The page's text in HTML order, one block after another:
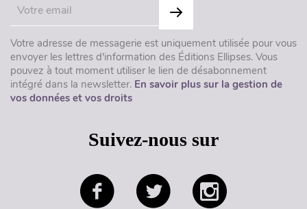
Votre adresse de messagerie est uniquement utilisée pour vous
envoyer les lettres d'information des Éditions Ellipses. Vous
pouvez à tout moment utiliser le lien de désabonnement
intégré dans la newsletter. En savoir plus sur la gestion de
vos données et vos droits
Suivez-nous sur